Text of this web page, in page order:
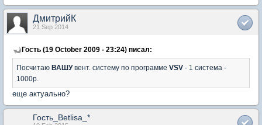
ДмитрийК
21 Sep 2014
Гость (19 October 2009 - 23:24) писал:
Посчитаю ВАШУвент. систему по программе VSV - 1 система -
1000р.
еще актуально?
Гость_Betlisa_*